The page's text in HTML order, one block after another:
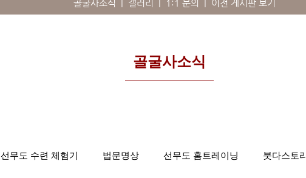
골굴사소식 | 갤러리 | 1:1 문의 | 이전 게시판 보기
​골굴사소식
선무도 수련 체험기 법문명상 선무도 홈트레이닝 붓다스토리